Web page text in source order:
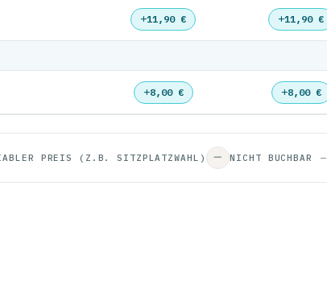
11,90 € 11,90 €
8,00 € 8,00 €
PREIS (Z.B. SITZPLATZWAHL) NICHT BUCHBAR —